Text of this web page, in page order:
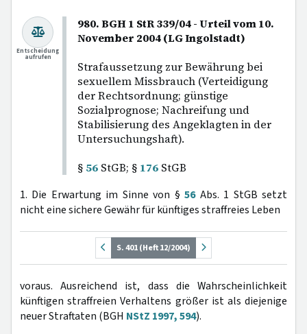
980. BGH 1 StR 339/04 - Urteil vom 10.
November 2004 (LG Ingolstadt)
Strafaussetzung zur Bewährung bei
sexuellem Missbrauch (Verteidigung
der Rechtsordnung; günstige
Sozialprognose; Nachreifung und
Stabilisierung des Angeklagten in der
Untersuchungshaft).
§ 56 StGB; § 176 StGB
Entscheidung
aufrufen
1. Die Erwartung im Sinne von §56Abs. 1 StGB setzt
nicht eine sichere Gewähr für künftiges straffreies Leben
S. 401 (Heft 12/2004)
voraus. Ausreichend ist, dass die Wahrscheinlichkeit
künftigen straffreien Verhaltens größer ist als diejenige
neuer Straftaten (BGH NStZ 1997, 594).